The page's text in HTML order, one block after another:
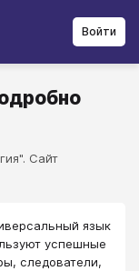
Войти
Сайт
язык
успешные
следователи,